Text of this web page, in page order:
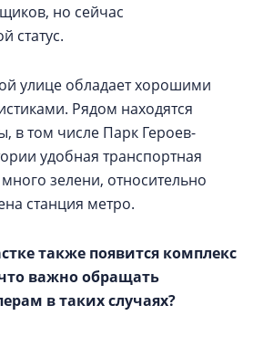
но сейчас
статус.
улице обладает хорошими
Рядом находятся
в том числе Парк Героев-
удобная транспортная
зелени, относительно
станция метро.
также появится комплекс
важно обращать
в таких случаях?